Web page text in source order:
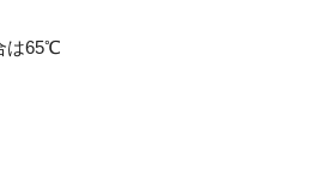
は65℃